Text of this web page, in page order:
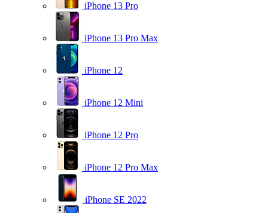
iPhone 13 Pro
iPhone 13 Pro Max
iPhone 12
iPhone 12 Mini
iPhone 12 Pro
iPhone 12 Pro Max
iPhone SE 2022